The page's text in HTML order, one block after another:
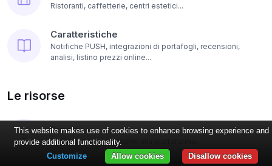
Ristoranti, caffetterie, centri estetici...
Caratteristiche
Notifiche PUSH, integrazioni di portafogli, recensioni,
analisi, listino prezzi online...
Le risorse
Prezzi
Opzioni di abbonamento alla piattaforma...
This website makes use of cookies to enhance browsing experience and
provide additional functionality.
Disallow cookies
Allow cookies
Customize